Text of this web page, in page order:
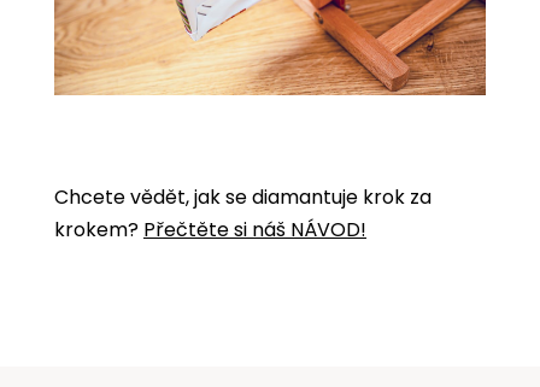
Chcete vědět, jak se diamantuje krok za
krokem? Přečtěte si náš NÁVOD!